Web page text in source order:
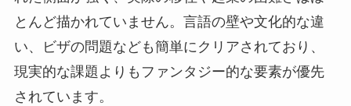
とんど描かれていません。言語の壁や文化的な違
い、ビザの問題なども簡単にクリアされており、
現実的な課題よりもファンタジー的な要素が優先
されています。